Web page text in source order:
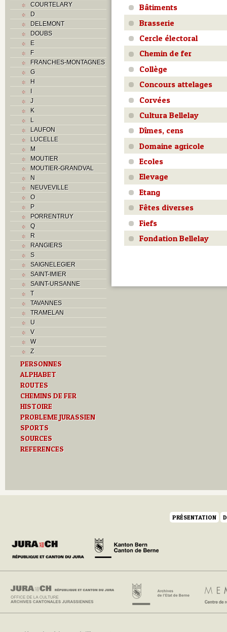
COURTELARY
D
DELEMONT
DOUBS
E
F
FRANCHES-MONTAGNES
G
H
I
J
K
L
LAUFON
LUCELLE
M
MOUTIER
MOUTIER-GRANDVAL
N
NEUVEVILLE
O
P
PORRENTRUY
Q
R
RANGIERS
S
SAIGNELEGIER
SAINT-IMIER
SAINT-URSANNE
T
TAVANNES
TRAMELAN
U
V
W
Z
PERSONNES
ALPHABET
ROUTES
CHEMINS DE FER
HISTOIRE
PROBLEME JURASSIEN
SPORTS
SOURCES
REFERENCES
Bâtiments
Brasserie
Cercle électoral
Chemin de fer
Collège
Concours attelages
Corvées
Cultura Bellelay
Dîmes, cens
Domaine agricole
Ecoles
Elevage
Etang
Fêtes diverses
Fiefs
Fondation Bellelay
PRÉSENTATION